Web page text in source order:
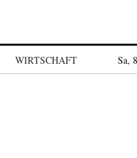
WIRTSCHAFT Sa,